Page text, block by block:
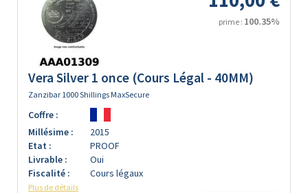
prime : 100.35%
Vera Silver 1 once (Cours Légal - 40MM)
Zanzibar 1000 Shillings MaxSecure
Coffre :
Millésime :
2015
Etat :
PROOF
Livrable :
Oui
Fiscalité :
Cours légaux
Plus de détails